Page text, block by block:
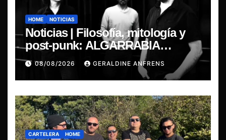
HOME NOTICIAS
Noticias | Filosofía, mitología y
post-punk: ALGARRABIA
presenta “Cantos de Sirena”
08/08/2026 GERALDINE ANFRENS
CARTELERA HOME